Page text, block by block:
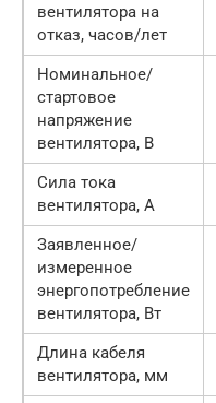
вентилятора на
отказ, часов/лет
Номинальное/
стартовое
напряжение
вентилятора, В
Сила тока
вентилятора, А
Заявленное/
измеренное
энергопотребление
вентилятора, Вт
Длина кабеля
вентилятора, мм